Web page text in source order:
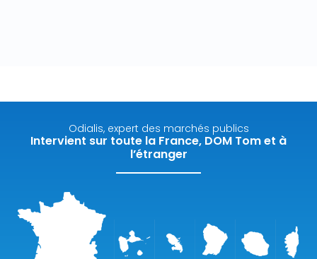
Odialis, expert des marchés publics
Intervient sur toute la France, DOM Tom et à
l’étranger